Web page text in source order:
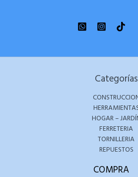
Categorías
HOGAR –
FERRETERIA
TORNILLERIA
REPUESTOS
COMPRA